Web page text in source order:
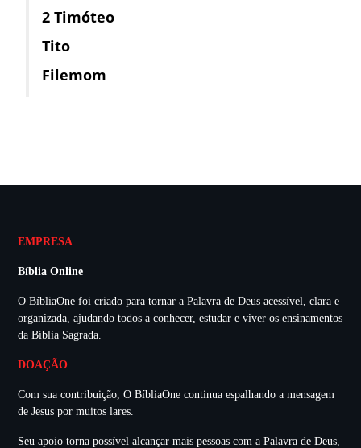
2 Timóteo
Tito
Filemom
EMPRESA
Bíblia Online
O BíbliaOne foi criado para tornar a Palavra de Deus acessível, clara e
organizada, ajudando todos a conhecer, estudar e viver os ensinamentos
da Bíblia Sagrada.
DOAÇÃO
Com sua contribuição, O BíbliaOne continua espalhando a mensagem
de Jesus por muitos lares.
Seu apoio torna possível alcançar mais pessoas com a Palavra de Deus,